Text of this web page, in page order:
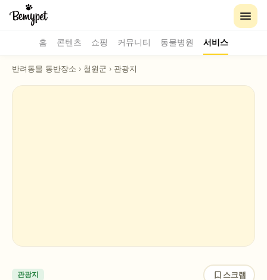
홈 콘텐츠 쇼핑 커뮤니티 동물병원 서비스
반려동물 동반장소 › 철원군 › 관광지
관광지 스크랩